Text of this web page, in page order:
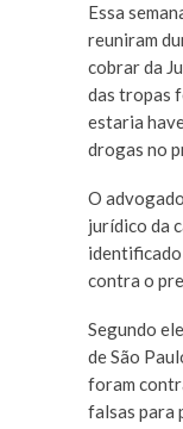
Essa
reuniram
cobrar da
das tropas
estaria
drogas no
O
jurídico da
contra o
Segundo
de São
foram
falsas para